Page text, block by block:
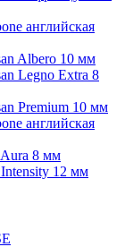
английская
Albero 10 мм
Legno Extra 8
Premium 10 мм
английская
8 мм
12 мм